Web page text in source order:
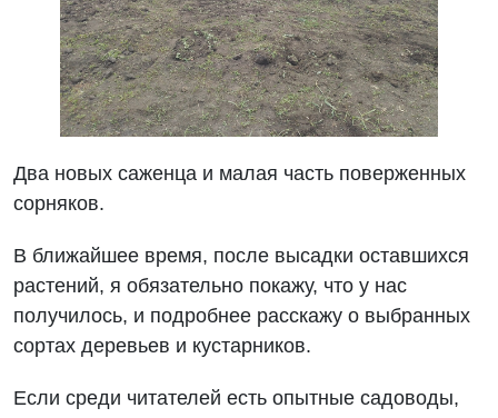
Два новых саженца и малая часть поверженных
сорняков.
В ближайшее время, после высадки оставшихся
растений, я обязательно покажу, что у нас
получилось, и подробнее расскажу о выбранных
сортах деревьев и кустарников.
Если среди читателей есть опытные садоводы,